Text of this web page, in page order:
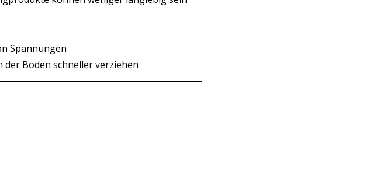
Spannungen
der Boden schneller verziehen